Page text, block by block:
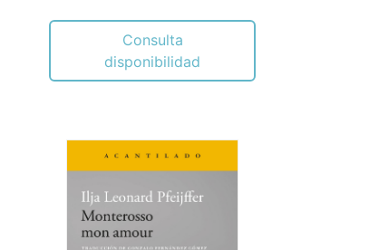
Consulta
disponibilidad